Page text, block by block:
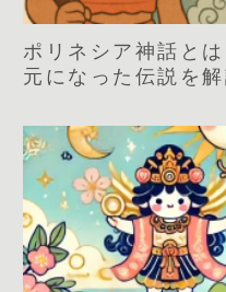
ポリネシア神話と
元になった伝説を解